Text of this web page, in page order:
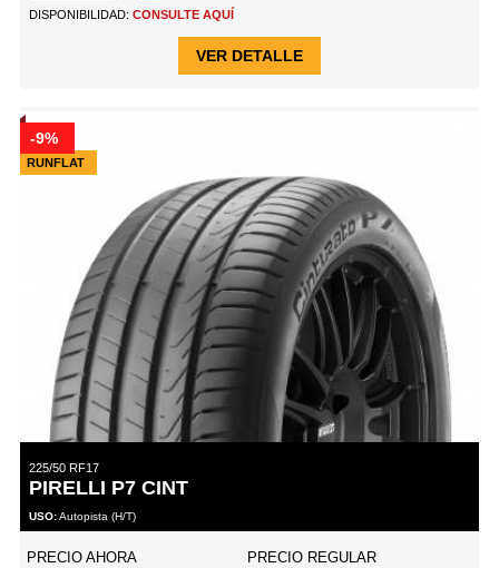
DISPONIBILIDAD: CONSULTE AQUÍ
VER DETALLE
RUNFLAT
-9%
225/50 RF17
PIRELLI P7 CINT
USO:Autopista (H/T)
PRECIO AHORA PRECIO REGULAR